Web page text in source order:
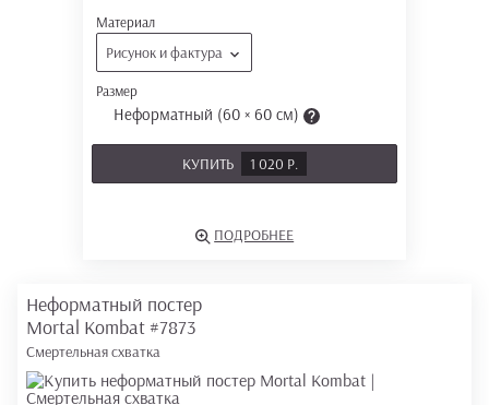
Материал
Рисунок и фактура
Размер
Неформатный (60 × 60 см)
КУПИТЬ 1 020 Р.
ПОДРОБНЕЕ
Неформатный постер
Mortal Kombat #7873
Смертельная схватка